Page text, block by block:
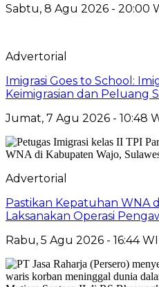
Sabtu, 8 Agu 2026 - 20:00
Advertorial
Imigrasi Goes to School:
Keimigrasian dan Peluang
Jumat, 7 Agu 2026 - 10:48
Advertorial
Pastikan Kepatuhan WNA
Laksanakan Operasi
Rabu, 5 Agu 2026 - 16:44